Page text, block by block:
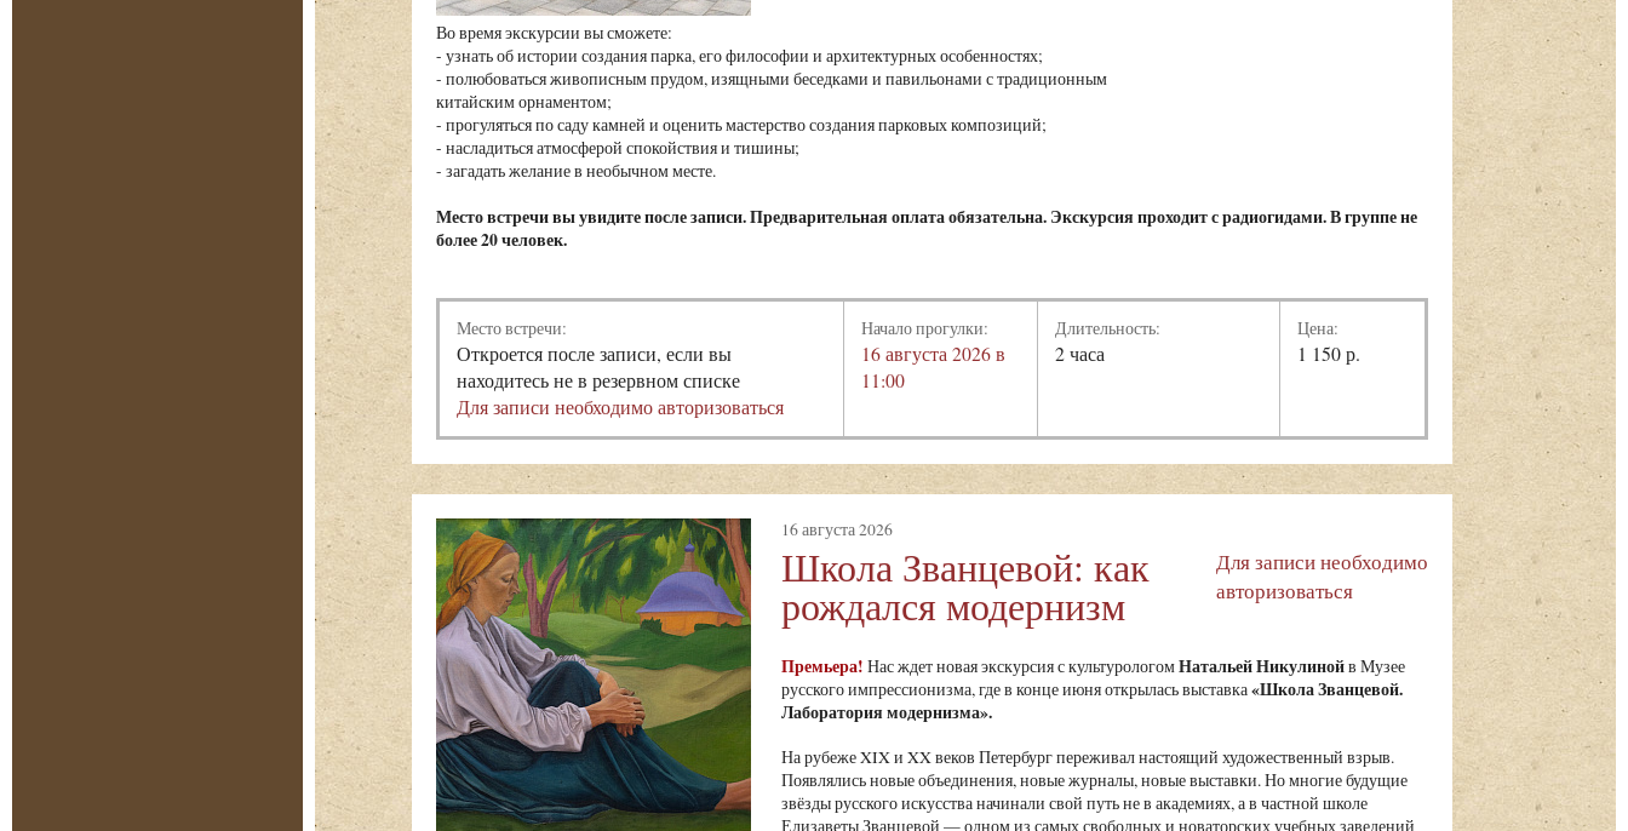
Во время экскурсии вы сможете:
- узнать об истории создания парка, его философии и архитектурных особенностях;
- полюбоваться живописным прудом, изящными беседками и павильонами с традиционным
китайским орнаментом;
- прогуляться по саду камней и оценить мастерство создания парковых композиций;
- насладиться атмосферой спокойствия и тишины;
- загадать желание в необычном месте.
Место встречи вы увидите после записи. Предварительная оплата обязательна. Экскурсия проходит с радиогидами. В группе не
более 20 человек.
Место встречи:
Откроется после записи, если вы
находитесь не в резервном списке
Для записи необходимо авторизоваться
Начало прогулки:
16 августа 2026 в
11:00
Длительность:
2 часа
Цена:
1 150 р.
16 августа 2026
Школа Званцевой: как
рождался модернизм
Для записи необходимо
авторизоваться
Премьера! Нас ждет новая экскурсия с культурологомНатальей Никулинойв Музее
русского импрессионизма, где в конце июня открылась выставка«Школа Званцевой.
Лаборатория модернизма».
На рубеже XIX и XX веков Петербург переживал настоящий художественный взрыв.
Появлялись новые объединения, новые журналы, новые выставки. Но многие будущие
звёзды русского искусства начинали свой путь не в академиях, а в частной школе
Елизаветы Званцевой — одном из самых свободных и новаторских учебных заведений